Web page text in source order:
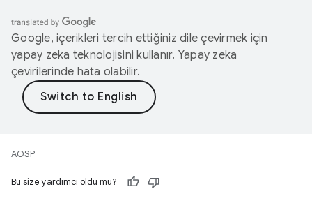
Google, içerikleri tercih ettiğiniz dile çevirmek için
yapay zeka teknolojisini kullanır. Yapay zeka
çevirilerinde hata olabilir.
AOSP
Bu size yardımcı oldu mu?